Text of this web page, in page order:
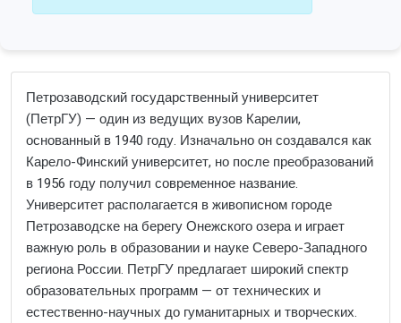
Петрозаводский государственный университет
(ПетрГУ) — один из ведущих вузов Карелии,
основанный в 1940 году. Изначально он создавался как
Карело-Финский университет, но после преобразований
в 1956 году получил современное название.
Университет располагается в живописном городе
Петрозаводске на берегу Онежского озера и играет
важную роль в образовании и науке Северо-Западного
региона России. ПетрГУ предлагает широкий спектр
образовательных программ — от технических и
естественно-научных до гуманитарных и творческих.